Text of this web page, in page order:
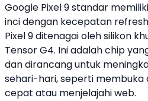
Google Pixel 9standar
inci dengan kecepatan refresh
Pixel 9ditenagai oleh silikon
Tensor G4. Ini adalah chip
dan dirancang untuk
sehari-hari, seperti membuka
cepat atau menjelajahi web.